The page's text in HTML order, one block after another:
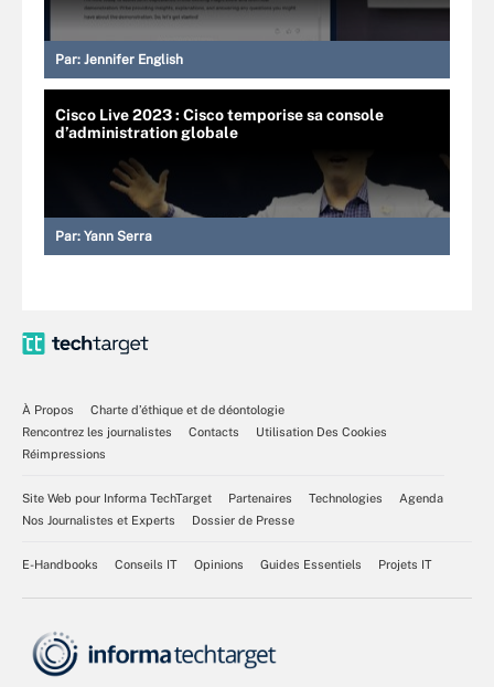
Par: Jennifer English
Cisco Live 2023 : Cisco temporise sa console
d’administration globale
Par: Yann Serra
À Propos
Charte d’éthique et de déontologie
Rencontrez les journalistes
Contacts
Utilisation Des Cookies
Réimpressions
Site Web pour Informa TechTarget Partenaires Technologies
Agenda
Nos Journalistes et Experts
Dossier de Presse
E-Handbooks Conseils IT Opinions Guides Essentiels Projets IT